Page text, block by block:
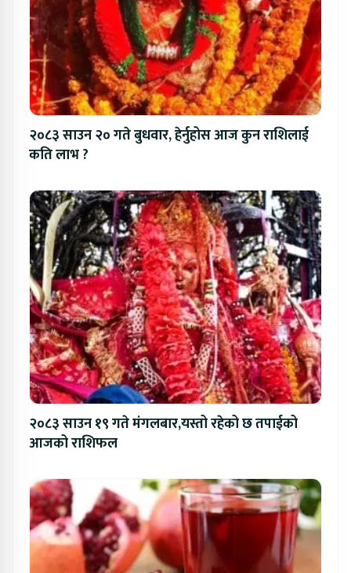
२०८३ साउन २० गते बुधवार, हेर्नुहोस आज कुन राशिलाई
कति लाभ ?
२०८३ साउन १९ गते मंगलबार,यस्तो रहेको छ तपाईको
आजको राशिफल